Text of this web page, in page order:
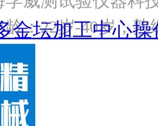
龄：22岁-40岁，
金坛加工中心